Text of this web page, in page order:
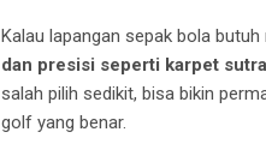
Kalau lapangan sepak bola
dan presisi seperti karpet sutra
salah pilih sedikit, bisa bikin
golf yang benar.